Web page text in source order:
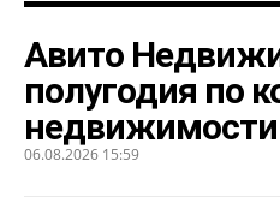
Авито
полугодия по
недвижимости
06.08.2026 15:59